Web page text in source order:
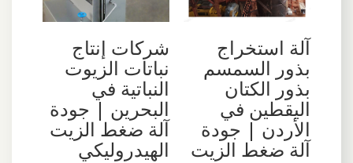
آلة استخراج
بذور السمسم
بذور الكتان
اليقطين في
الأردن | جودة
آلة ضغط الزيت
شركات إنتاج
نباتات الزيوت
النباتية في
البحرين | جودة
آلة ضغط الزيت
الهيدروليكي